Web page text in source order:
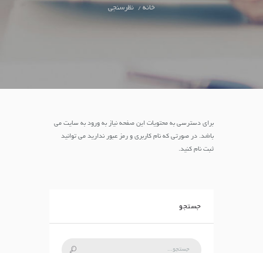
خانه نظرسنجی
برای دسترسی به محتویات این صفحه نیاز به ورود به سایت می
باشد. در صورتی که نام کاربری و رمز عبور ندارید می توانید
ثبت نام کنید.
جستجو